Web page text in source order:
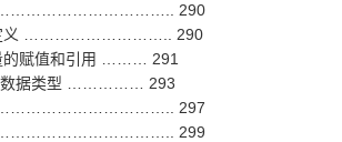
290
定义 ……………………….. 290
的赋值和引用 ……… 291
数据类型 …………… 293
297
299